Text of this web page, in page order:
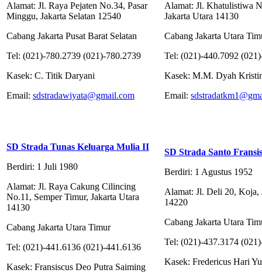
Alamat: Jl. Raya Pejaten No.34, Pasar
Minggu, Jakarta Selatan 12540
Cabang Jakarta Pusat Barat Selatan
Tel: (021)-780.2739 (021)-780.2739
Kasek: C. Titik Daryani
Email: sdstradawiyata@gmail.com
Alamat: Jl. Khatulistiwa
Jakarta Utara 14130
Cabang Jakarta Utara
Tel: (021)-440.7092
Kasek: M.M. Dyah
Email:
SD Strada Tunas Keluarga Mulia II
Berdiri: 1 Juli 1980
Alamat: Jl. Raya Cakung Cilincing
No.11, Semper Timur, Jakarta Utara
14130
Cabang Jakarta Utara Timur
Tel: (021)-441.6136 (021)-441.6136
Kasek: Fransiscus Deo Putra Saiming
SD Strada Santo
Berdiri: 1 Agustus 1952
Alamat: Jl. Deli 20, Koja,
14220
Cabang Jakarta Utara
Tel: (021)-437.3174
Kasek: Fredericus Hari